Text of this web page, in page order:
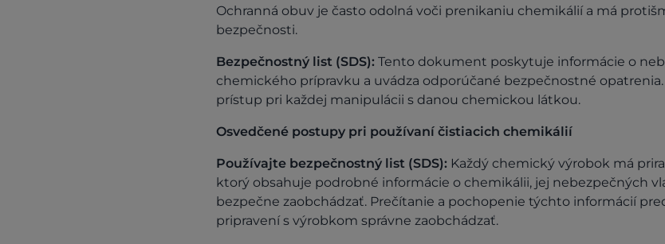
Ochranná obuv je často odolná voči prenikaniu chemikálií a má
bezpečnosti.
Bezpečnostný list (SDS): Tento dokument poskytuje informácie o
chemického prípravku a uvádza odporúčané bezpečnostné
prístup pri každej manipulácii s danou chemickou látkou.
Osvedčené postupy pri používaní čistiacich chemikálií
Používajte bezpečnostný list (SDS): Každý chemický výrobok má
ktorý obsahuje podrobné informácie o chemikálii, jej nebezpečných
bezpečne zaobchádzať. Prečítanie a pochopenie týchto informácií
pripravení s výrobkom správne zaobchádzať.